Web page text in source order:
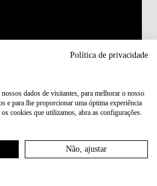
Política de privacidade
dados de visitantes, para melhorar o nosso
e para lhe proporcionar uma óptima experiência
cookies que utilizamos, abra as configurações.
Não, ajustar